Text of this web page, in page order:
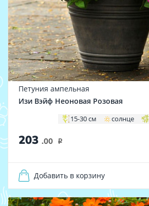
Петуния ампельная
Изи Вэйф Неоновая Розовая
15-30 см солнце
203 .00 i
Добавить в корзину